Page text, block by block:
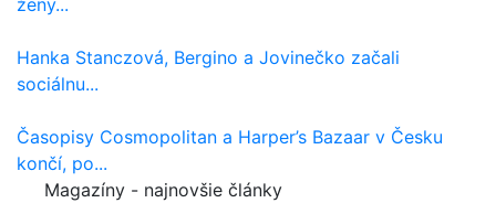
ženy...
Hanka Stanczová, Bergino a Jovinečko začali
sociálnu...
Časopisy Cosmopolitan a Harper’s Bazaar v Česku
končí, po...
Magazíny - najnovšie články